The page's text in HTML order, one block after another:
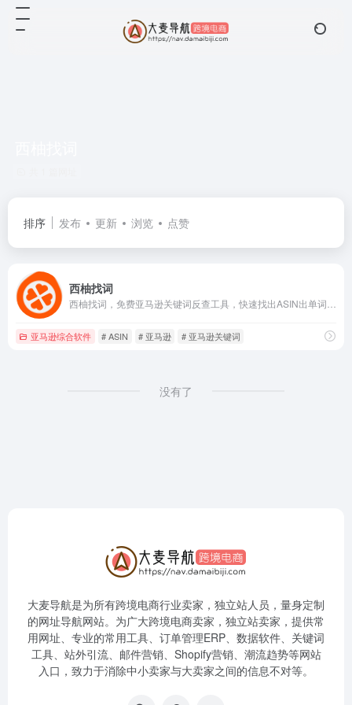
排序 发布 更新 浏览 点赞
西柚找词
亚马逊综合软件 # ASIN # 亚马逊 # 亚马逊关键词
没有了
大麦导航是为所有跨境电商行业卖家，独立站人员，量身定制
的网址导航网站。为广大跨境电商卖家，独立站卖家，提供常
用网址、专业的常用工具、订单管理ERP、数据软件、关键词
工具、站外引流、邮件营销、Shopify营销、潮流趋势等网站
入口，致力于消除中小卖家与大卖家之间的信息不对等。